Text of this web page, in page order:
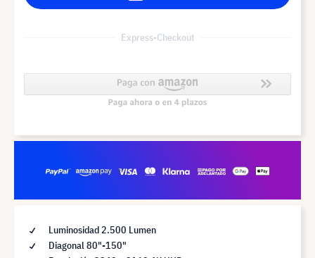
Express-Checkout
Luminosidad 2.500 Lumen
Diagonal 80"-150"